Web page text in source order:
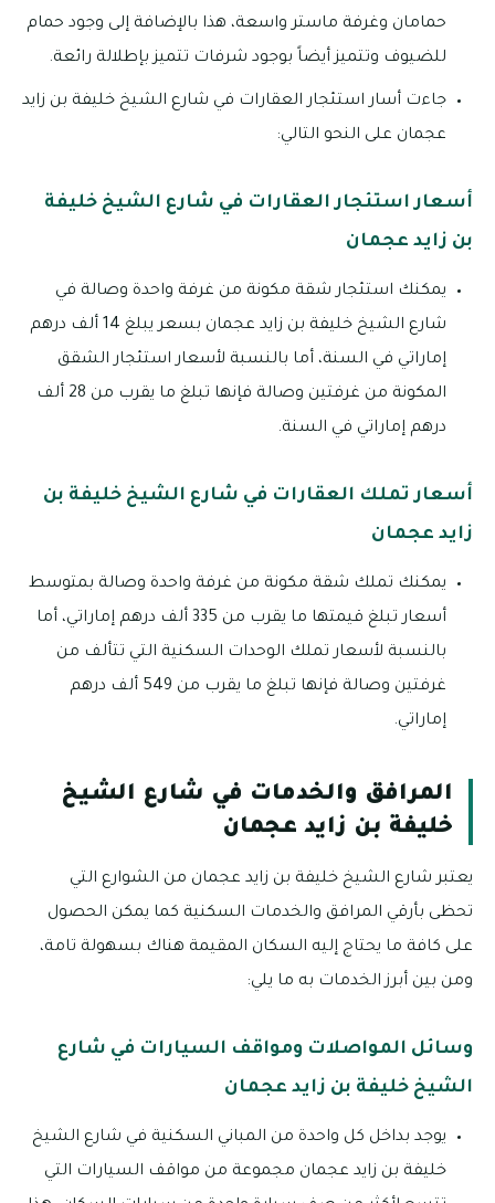
حمامان وغرفة ماستر واسعة، هذا بالإضافة إلى وجود حمام
للضيوف وتتميز أيضاً بوجود شرفات تتميز بإطلالة رائعة.
جاءت أسار استئجار العقارات في شارع الشيخ خليفة بن زايد
عجمان على النحو التالي:
أسعار استئجار العقارات في شارع الشيخ خليفة
بن زايد عجمان
يمكنك استئجار شقة مكونة من غرفة واحدة وصالة في
شارع الشيخ خليفة بن زايد عجمان بسعر يبلغ 14 ألف درهم
إماراتي في السنة، أما بالنسبة لأسعار استئجار الشقق
المكونة من غرفتين وصالة فإنها تبلغ ما يقرب من 28 ألف
درهم إماراتي في السنة.
أسعار تملك العقارات في شارع الشيخ خليفة بن
زايد عجمان
يمكنك تملك شقة مكونة من غرفة واحدة وصالة بمتوسط
أسعار تبلغ قيمتها ما يقرب من 335 ألف درهم إماراتي، أما
بالنسبة لأسعار تملك الوحدات السكنية التي تتألف من
غرفتين وصالة فإنها تبلغ ما يقرب من 549 ألف درهم
إماراتي.
المرافق والخدمات في شارع الشيخ
خليفة بن زايد عجمان
يعتبر شارع الشيخ خليفة بن زايد عجمان من الشوارع التي
تحظى بأرقي المرافق والخدمات السكنية كما يمكن الحصول
على كافة ما يحتاج إليه السكان المقيمة هناك بسهولة تامة،
ومن بين أبرز الخدمات به ما يلي:
وسائل المواصلات ومواقف السيارات في شارع
الشيخ خليفة بن زايد عجمان
يوجد بداخل كل واحدة من المباني السكنية في شارع الشيخ
خليفة بن زايد عجمان مجموعة من مواقف السيارات التي